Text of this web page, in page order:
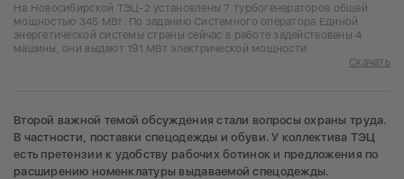
На Новосибирской ТЭЦ-2 установлены 7 турбогенераторов общей
мощностью 345 МВт. По заданию Системного оператора Единой
энергетической системы страны сейчас в работе задействованы 4
машины, они выдают 191 МВт электрической мощности
Скачать
Второй важной темой обсуждения стали вопросы охраны труда.
В частности, поставки спецодежды и обуви. У коллектива ТЭЦ
есть претензии к удобству рабочих ботинок и предложения по
расширению номенклатуры выдаваемой спецодежды.